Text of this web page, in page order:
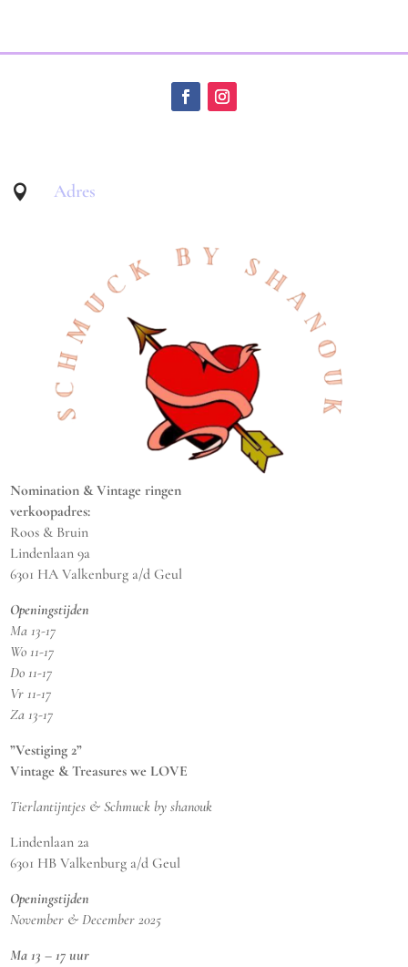
 Adres
Nomination & Vintage ringen
verkoopadres:
Roos & Bruin
Lindenlaan 9a
6301 HA Valkenburg a/d Geul
Openingstijden
Ma 13-17
Wo 11-17
Do 11-17
Vr 11-17
Za 13-17
”Vestiging 2”
Vintage & Treasures we LOVE
Tierlantijntjes & Schmuck by shanouk
Lindenlaan 2a
6301 HB Valkenburg a/d Geul
Openingstijden
November & December 2025
Ma 13 – 17 uur